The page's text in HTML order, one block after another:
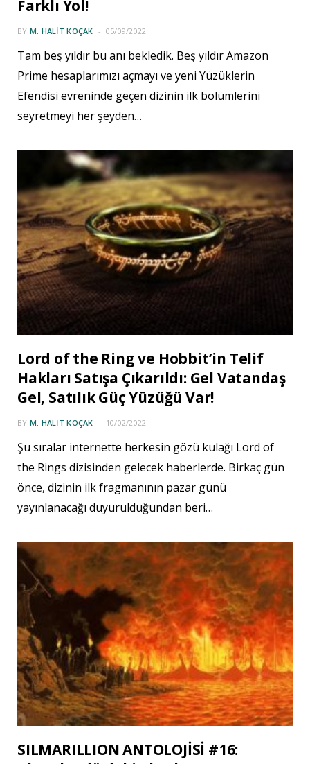
Farklı Yol!
BY M. HALIT KOÇAK 05/09/2022
Tam beş yıldır bu anı bekledik. Beş yıldır Amazon
Prime hesaplarımızı açmayı ve yeni Yüzüklerin
Efendisi evreninde geçen dizinin ilk bölümlerini
seyretmeyi her şeyden…
Lord of the Ring ve Hobbit’in Telif
Hakları Satışa Çıkarıldı: Gel Vatandaş
Gel, Satılık Güç Yüzüğü Var!
BY M. HALIT KOÇAK 10/02/2022
Şu sıralar internette herkesin gözü kulağı Lord of
the Rings dizisinden gelecek haberlerde. Birkaç gün
önce, dizinin ilk fragmanının pazar günü
yayınlanacağı duyurulduğundan beri…
SILMARILLION ANTOLOJİSİ #16: